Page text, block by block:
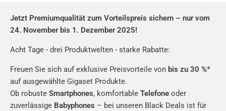
Jetzt Premiumqualität zum Vorteilspreis sichern – nur vom
24. November bis 1. Dezember 2025!
Acht Tage - drei Produktwelten - starke Rabatte:
Freuen Sie sich auf exklusive Preisvorteile von bis zu 30 %*
auf ausgewählte Gigaset Produkte.
Ob robuste Smartphones, komfortable Telefone oder
zuverlässige Babyphones – bei unseren Black Deals ist für